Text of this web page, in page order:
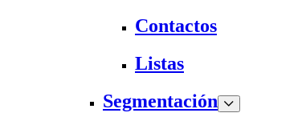
Contactos
Listas
Segmentación